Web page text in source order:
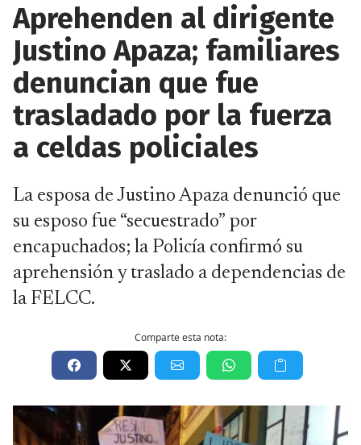
Aprehenden al dirigente
Justino Apaza; familiares
denuncian que fue
trasladado por la fuerza
a celdas policiales
La esposa de Justino Apaza denunció que
su esposo fue “secuestrado” por
encapuchados; la Policía confirmó su
aprehensión y traslado a dependencias de
la FELCC.
Comparte esta nota: